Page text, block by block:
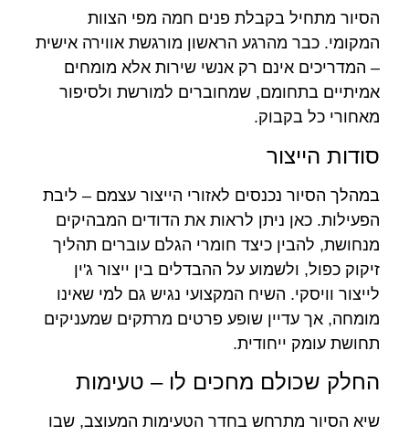
הסיור מתחיל בקבלת פנים חמה מפי הצוות
המקומי. כבר מהרגע הראשון מורגשת אווירה אישית
– המדריכים אינם רק אנשי שירות אלא מומחים
אמיתיים בתחומם, שמחוברים למורשת ולסיפור
מאחורי כל בקבוק.
סודות הייצור
במהלך הסיור נכנסים לאזורי הייצור עצמם – ליבת
הפעילות. כאן ניתן לראות את הדודים המבהיקים
מנחושת, להבין כיצד חומרי הגלם עוברים תהליך
זיקוק כפול, ולשמוע על ההבדלים בין ייצור ג'ין
לייצור וויסקי. השיח המקצועי נגיש גם למי שאינו
מומחה, אך עדיין שופע פרטים מרתקים שמעניקים
תחושת עומק ייחודית.
החלק שכולם מחכים לו – טעימות
שיא הסיור מתרחש בחדר הטעימות המעוצב, שבו